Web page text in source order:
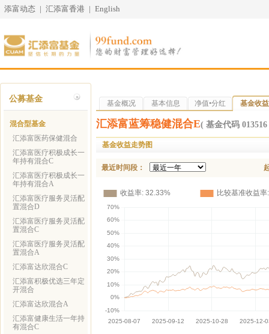
添富动态 | 汇添富香港 | English
公募基金
混合型基金
汇添富医药保健混合
汇添富医疗积极成长一
年持有混合C
汇添富医疗积极成长一
年持有混合A
汇添富医疗服务灵活配
置混合D
汇添富医疗服务灵活配
置混合C
汇添富医疗服务灵活配
置混合A
汇添富达欣混合C
汇添富积极优选三年定
开混合
汇添富达欣混合A
汇添富健康生活一年持
有混合C
基金概况 基本信息 净值•分红 基金收益
汇添富蓝筹稳健混合E( 基金代码 013516
基金收益走势图
最近时间段：